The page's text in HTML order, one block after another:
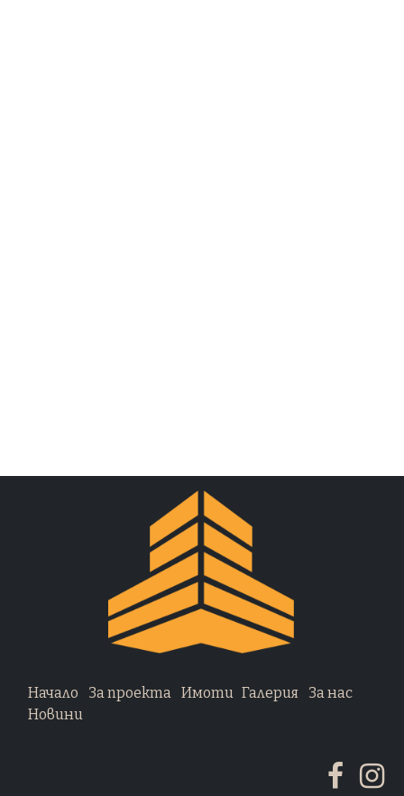
Начало За проекта Имоти Галерия
За нас
Новини